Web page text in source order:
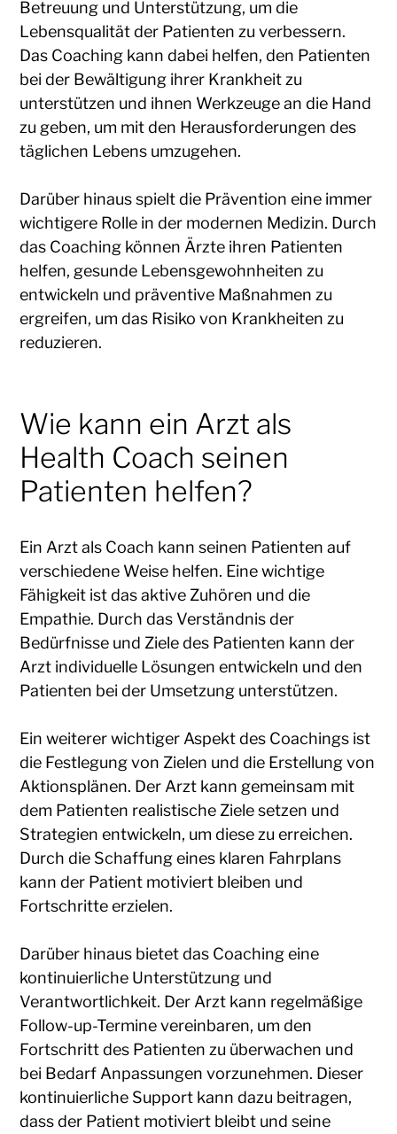
Betreuung und Unterstützung, um die
Lebensqualität der Patienten zu verbessern.
Das Coaching kann dabei helfen, den Patienten
bei der Bewältigung ihrer Krankheit zu
unterstützen und ihnen Werkzeuge an die Hand
zu geben, um mit den Herausforderungen des
täglichen Lebens umzugehen.
Darüber hinaus spielt die Prävention eine immer
wichtigere Rolle in der modernen Medizin. Durch
das Coaching können Ärzte ihren Patienten
helfen, gesunde Lebensgewohnheiten zu
entwickeln und präventive Maßnahmen zu
ergreifen, um das Risiko von Krankheiten zu
reduzieren.
Wie kann ein Arzt als
Health Coach seinen
Patienten helfen?
Ein Arzt als Coach kann seinen Patienten auf
verschiedene Weise helfen. Eine wichtige
Fähigkeit ist das aktive Zuhören und die
Empathie. Durch das Verständnis der
Bedürfnisse und Ziele des Patienten kann der
Arzt individuelle Lösungen entwickeln und den
Patienten bei der Umsetzung unterstützen.
Ein weiterer wichtiger Aspekt des Coachings ist
die Festlegung von Zielen und die Erstellung von
Aktionsplänen. Der Arzt kann gemeinsam mit
dem Patienten realistische Ziele setzen und
Strategien entwickeln, um diese zu erreichen.
Durch die Schaffung eines klaren Fahrplans
kann der Patient motiviert bleiben und
Fortschritte erzielen.
Darüber hinaus bietet das Coaching eine
kontinuierliche Unterstützung und
Verantwortlichkeit. Der Arzt kann regelmäßige
Follow-up-Termine vereinbaren, um den
Fortschritt des Patienten zu überwachen und
bei Bedarf Anpassungen vorzunehmen. Dieser
kontinuierliche Support kann dazu beitragen,
dass der Patient motiviert bleibt und seine